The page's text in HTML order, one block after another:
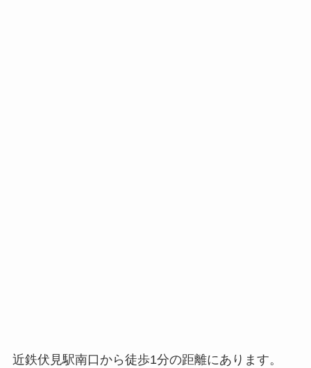
近鉄伏見駅南口から徒歩1分の距離にあります。